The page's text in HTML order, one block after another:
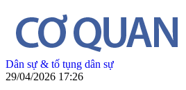
Dân sự & tố tụng dân sự
29/04/2026 17:26